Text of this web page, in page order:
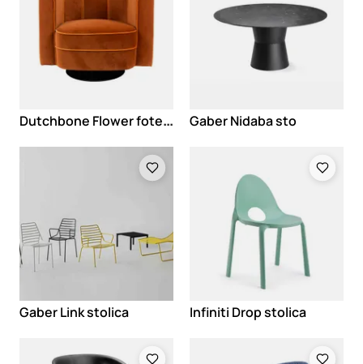
D
utchbone Flower fotelja
Gaber Nidaba sto
Gaber Link stolica
Infiniti Drop stolica